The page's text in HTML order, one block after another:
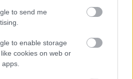
to send me
to enable storage
cookies on web or
v anime slogu, ki prikazuje
med Crucible Knightom in
v gradu Redmane.
za več informacij in višje
ločljivosti.